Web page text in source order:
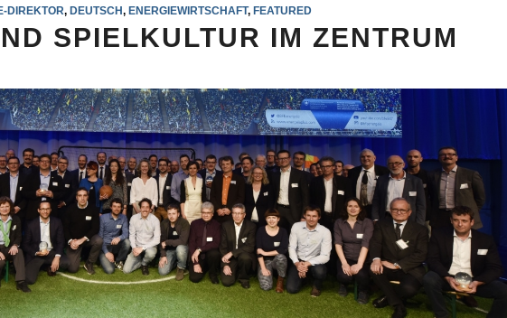
DIREKTOR, DEUTSCH, ENERGIEWIRTSCHAFT, FEATURED
SPIELKULTUR IM ZENTRUM